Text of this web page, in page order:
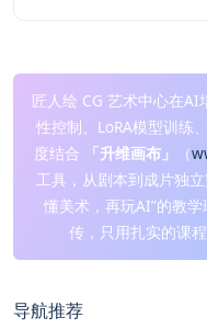
匠人绘 CG 艺术中心在
性控制、LoRA模型训练
度结合
「升维画布」 （
工具，从剧本到成片独
懂美术，再玩AI”的教
传，只用扎实的课
导航推荐